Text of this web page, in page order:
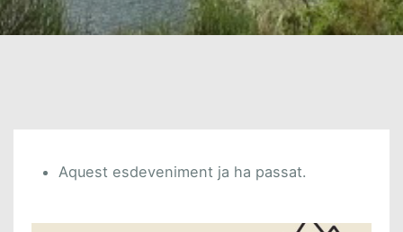
Aquest esdeveniment ja ha passat.